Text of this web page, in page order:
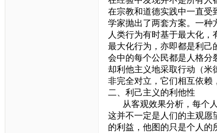
在宗教和道德实践中一直受
学家抛出了两套方案。一种
人类行为有时基于最大化
最大化行为，亦即都是利己
会中的每个公民都是人格分
却利他主义地采取行动（米
非完全对立，它们相互依赖
二、利己主义的利他性
从客观效果分析，每个人
这并不一定是人们的主观愿
的利益，他图的只是个人的